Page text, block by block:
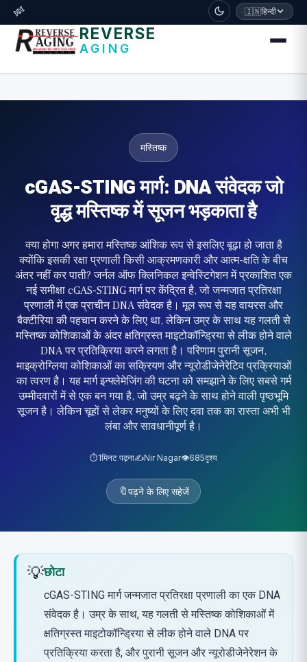
דלג לתוכן הראשי
🧬 🇮🇳हिन्दी
REVERSE
AGING
मस्तिष्क
cGAS-STING मार्ग: DNA संवेदक जो
वृद्ध मस्तिष्क में सूजन भड़काता है
क्या होगा अगर हमारा मस्तिष्क आंशिक रूप से इसलिए बूढ़ा हो जाता है
क्योंकि इसकी रक्षा प्रणाली किसी आक्रमणकारी और आत्म-क्षति के बीच
अंतर नहीं कर पाती? जर्नल ऑफ क्लिनिकल इन्वेस्टिगेशन में प्रकाशित एक
नई समीक्षा cGAS-STING मार्ग पर केंद्रित है, जो जन्मजात प्रतिरक्षा
प्रणाली में एक प्राचीन DNA संवेदक है। मूल रूप से यह वायरस और
बैक्टीरिया की पहचान करने के लिए था, लेकिन उम्र के साथ यह गलती से
मस्तिष्क कोशिकाओं के अंदर क्षतिग्रस्त माइटोकॉन्ड्रिया से लीक होने वाले
DNA पर प्रतिक्रिया करने लगता है। परिणाम पुरानी सूजन,
माइक्रोग्लिया कोशिकाओं का सक्रियण और न्यूरोडीजेनेरेटिव प्रक्रियाओं
का त्वरण है। यह मार्ग इन्फ्लेमेजिंग की घटना को समझाने के लिए सबसे गर्म
उम्मीदवारों में से एक बन गया है, जो उम्र बढ़ने के साथ होने वाली पृष्ठभूमि
सूजन है। लेकिन चूहों से लेकर मनुष्यों के लिए दवा तक का रास्ता अभी भी
लंबा और सावधानीपूर्ण है।
⏱️1मिनट पढ़ना✍️Nir Nagar👁️685दृश्य
🔖पढ़ने के लिए सहेजें
💡छोटा
cGAS-STING मार्ग जन्मजात प्रतिरक्षा प्रणाली का एक DNA
संवेदक है। उम्र के साथ, यह गलती से मस्तिष्क कोशिकाओं में
क्षतिग्रस्त माइटोकॉन्ड्रिया से लीक होने वाले DNA पर
प्रतिक्रिया करता है, और पुरानी सूजन और न्यूरोडीजेनेरेशन के